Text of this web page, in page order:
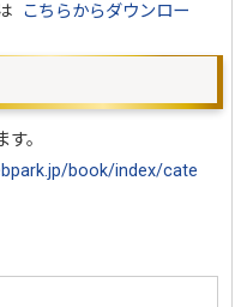
こちらからダウンロー
。
book/index/cate